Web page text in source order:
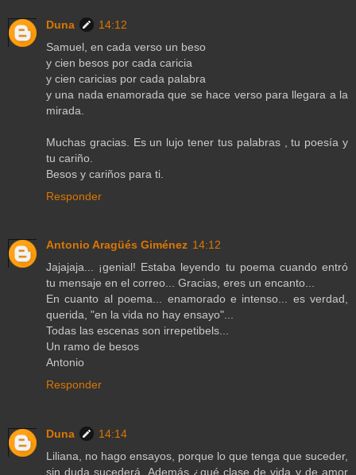
Duna
14:12
Samuel, en cada verso un beso
y cien besos por cada caricia
y cien caricias por cada palabra
y una nada enamorada que se hace verso para llegara a la
mirada.
Muchas gracias. Es un lujo tener tus palabras , tu poesía y
tu cariño.
Besos y cariños para ti.
Responder
Antonio Aragüés Giménez 14:12
Jajajaja... ¡genial! Estaba leyendo tu poema cuando entró
tu mensaje en el correo... Gracias, eres un encanto...
En cuanto al poema... enamorado e intenso... es verdad,
querida, "en la vida no hay ensayo"...
Todas las escenas son irrepetibels...
Un ramo de besos
Antonio
Responder
Duna
14:14
Liliana, no hago ensayos, porque lo que tenga que suceder,
sin duda sucederá. Además ¿qué clase de vida y de amor